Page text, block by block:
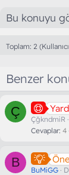
Bu konuyu
Toplam: 2
Benzer
Ç
ÇğkndmiR
Cevaplar 4
B
BuMiGG